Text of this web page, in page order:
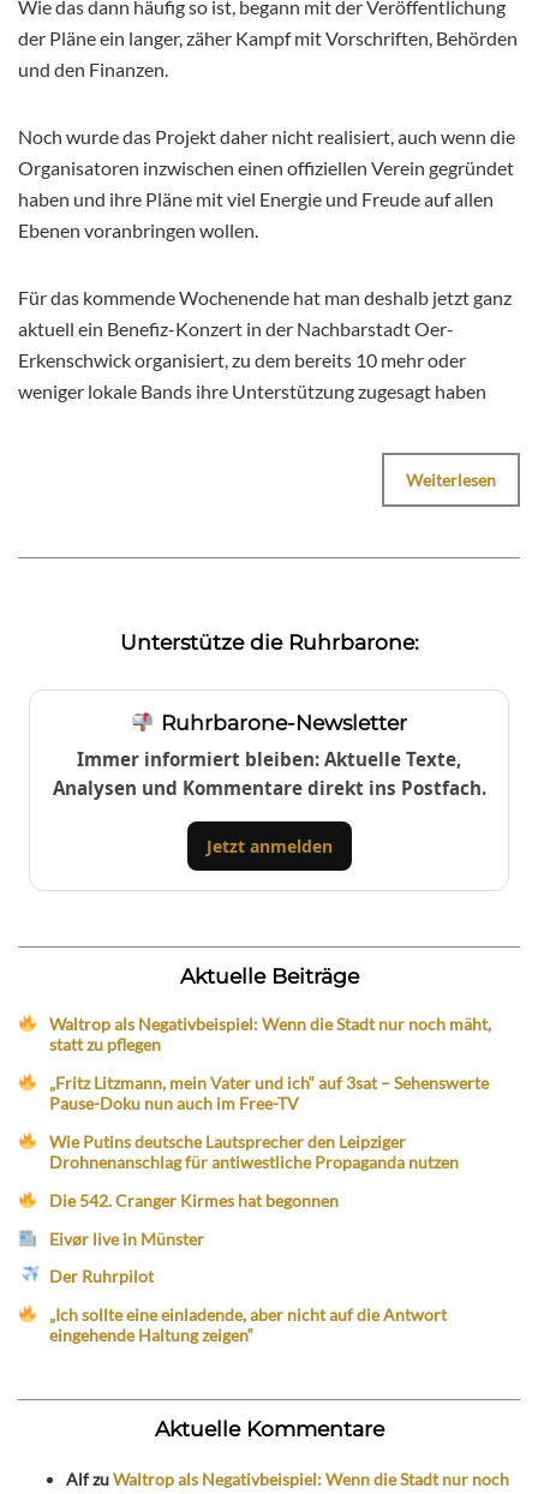
Wie das dann häufig so ist, begann mit der Veröffentlichung
der Pläne ein langer, zäher Kampf mit Vorschriften, Behörden
und den Finanzen.
Noch wurde das Projekt daher nicht realisiert, auch wenn die
Organisatoren inzwischen einen offiziellen Verein gegründet
haben und ihre Pläne mit viel Energie und Freude auf allen
Ebenen voranbringen wollen.
Für das kommende Wochenende hat man deshalb jetzt ganz
aktuell ein Benefiz-Konzert in der Nachbarstadt Oer-
Erkenschwick organisiert, zu dem bereits 10 mehr oder
weniger lokale Bands ihre Unterstützung zugesagt haben
Weiterlesen
Unterstütze die Ruhrbarone:
Ruhrbarone-Newsletter
Immer informiert bleiben: Aktuelle Texte,
Analysen und Kommentare direkt ins Postfach.
Jetzt anmelden
Aktuelle Beiträge
Waltrop als Negativbeispiel: Wenn die Stadt nur noch mäht,
statt zu pflegen
„Fritz Litzmann, mein Vater und ich“ auf 3sat – Sehenswerte
Pause-Doku nun auch im Free-TV
Wie Putins deutsche Lautsprecher den Leipziger
Drohnenanschlag für antiwestliche Propaganda nutzen
Die 542. Cranger Kirmes hat begonnen
Eivør live in Münster
Der Ruhrpilot
„Ich sollte eine einladende, aber nicht auf die Antwort
eingehende Haltung zeigen“
Aktuelle Kommentare
AlfzuWaltrop als Negativbeispiel: Wenn die Stadt nur noch